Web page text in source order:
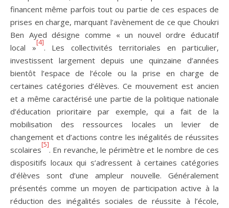
financent même parfois tout ou partie de ces espaces de
prises en charge, marquant l’avènement de ce que Choukri
Ben Ayed désigne comme « un nouvel ordre éducatif
local »
[4]
. Les collectivités territoriales en particulier,
investissent largement depuis une quinzaine d’années
bientôt l’espace de l’école ou la prise en charge de
certaines catégories d’élèves. Ce mouvement est ancien
et a même caractérisé une partie de la politique nationale
d’éducation prioritaire par exemple, qui a fait de la
mobilisation des ressources locales un levier de
changement et d’actions contre les inégalités de réussites
scolaires
[5]
. En revanche, le périmètre et le nombre de ces
dispositifs locaux qui s’adressent à certaines catégories
d’élèves sont d’une ampleur nouvelle. Généralement
présentés comme un moyen de participation active à la
réduction des inégalités sociales de réussite à l’école,